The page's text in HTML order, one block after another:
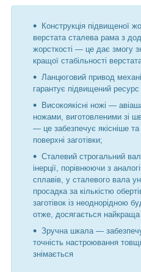
Конструкція підвищеної
верстата сталева рама з
жорсткості — це дає змогу
кращої стабільності
Ланцюговий привод
гарантує підвищений
Високоякісні ножі —
ножами, виготовленими зі
— це забезпечує якісніше
поверхні заготівки;
Сталевий строгальний
інерції, порівнюючи з
сплавів, у сталевого вала
просадка за кількістю
заготівок із неоднорідною
отже, досягається найкраща
Зручна шкала —
точність настроювання
знімається